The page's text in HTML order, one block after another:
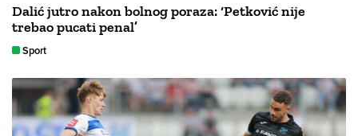
Dalić jutro nakon bolnog poraza: ‘Petković nije
trebao pucati penal’
Sport